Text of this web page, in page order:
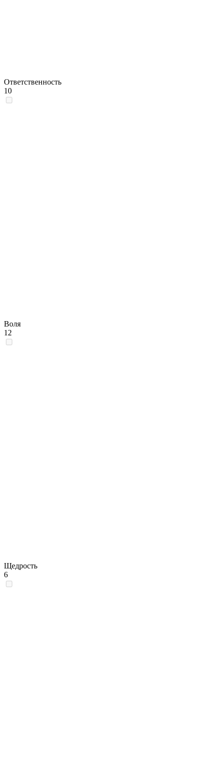
Ответственность
10
Воля
12
Щедрость
6